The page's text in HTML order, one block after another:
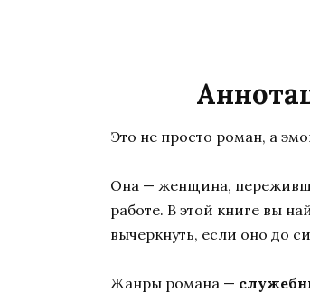
Это не просто роман, а
Она — женщина,
работе. В этой книге вы
вычеркнуть, если оно до
Жанры романа —